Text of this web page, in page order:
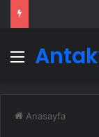
Menü
Anasayfa